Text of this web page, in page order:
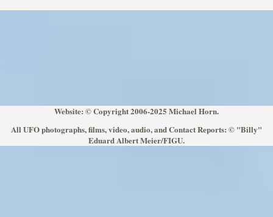
Website: © Copyright 2006-2025 Michael Horn.
All UFO photographs, films, video, audio, and Contact Reports: © "Billy"
Eduard Albert Meier/FIGU.